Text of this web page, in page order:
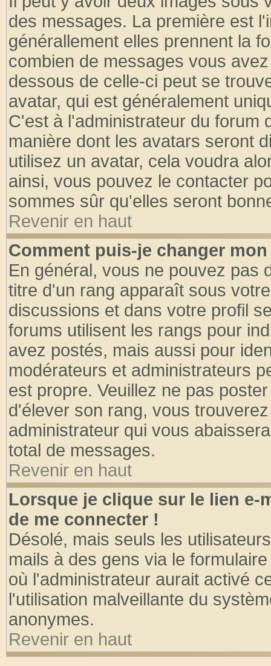
des messages. La première est
générallement elles prennent la
combien de messages vous
dessous de celle-ci peut se
avatar, qui est généralement
C'est à l'administrateur du forum
manière dont les avatars seront
utilisez un avatar, cela voudra
ainsi, vous pouvez le contacter
sommes sûr qu'elles seront
Revenir en haut
Comment puis-je changer
En général, vous ne pouvez pas
titre d'un rang apparaît sous
discussions et dans votre profil
forums utilisent les rangs pour
avez postés, mais aussi pour
modérateurs et administrateurs
est propre. Veuillez ne pas
d'élever son rang, vous
administrateur qui vous
total de messages.
Revenir en haut
Lorsque je clique sur le lien e-
de me connecter !
Désolé, mais seuls les
mails à des gens via le
où l'administrateur aurait activé
l'utilisation malveillante du
anonymes.
Revenir en haut